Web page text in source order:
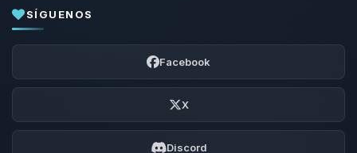
SÍGUENOS
Facebook
X
Discord